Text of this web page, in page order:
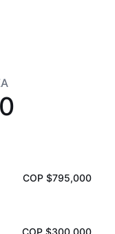
COP $795,000
COP $300,000